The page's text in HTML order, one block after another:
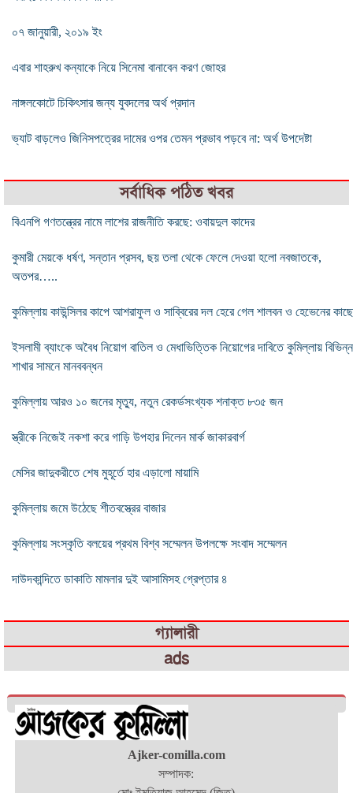
০৭ জানুয়ারী, ২০১৯ ইং
এবার শাহরুখ কন্যাকে নিয়ে সিনেমা বানাবেন করণ জোহর
নাঙ্গলকোটে চিকিৎসার জন্য যুবদলের অর্থ প্রদান
ভ্যাট বাড়লেও জিনিসপত্রের দামের ওপর তেমন প্রভাব পড়বে না: অর্থ উপদেষ্টা
সর্বাধিক পঠিত খবর
বিএনপি গণতন্ত্রের নামে লাশের রাজনীতি করছে: ওবায়দুল কাদের
কুমারী মেয়কে ধর্ষণ, সন্তান প্রসব, ছয় তলা থেকে ফেলে দেওয়া হলাে নবজাতকে,
অতপর…..
কুমিল্লায় কাউন্সিলর কাপে আশরাফুল ও সাব্বিরের দল হেরে গেল শালবন ও হেভেনের কাছে
ইসলামী ব্যাংকে অবৈধ নিয়োগ বাতিল ও মেধাভিত্তিক নিয়োগের দাবিতে কুমিল্লায় বিভিন্ন
শাখার সামনে মানববন্ধন
কুমিল্লায় আরও ১০ জনের মৃত্যু, নতুন রেকর্ডসংখ্যক শনাক্ত ৮৩৫ জন
স্ত্রীকে নিজেই নকশা করে গাড়ি উপহার দিলেন মার্ক জাকারবার্গ
মেসির জাদুকরীতে শেষ মুহূর্তে হার এড়ালো মায়ামি
কুমিল্লায় জমে উঠেছে শীতবস্ত্রের বাজার
কুমিল্লায় সংস্কৃতি বলয়ের প্রথম বিশ্ব সম্মেলন উপলক্ষে সংবাদ সম্মেলন
দাউদকান্দিতে ডাকাতি মামলার দুই আসামিসহ গ্রেপ্তার ৪
গ্যালারী
ads
Ajker-comilla.com
সম্পাদক: